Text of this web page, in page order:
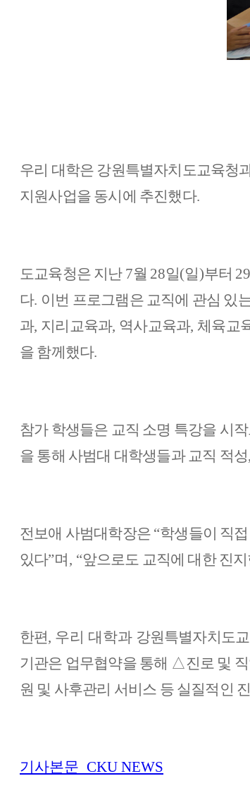
우리 대학은 강원특별자치도교육청
지원사업을 동시에 추진했다.
도교육청은 지난 7월 28일(일)부터 29
다. 이번 프로그램은 교직에 관심 있
과, 지리교육과, 역사교육과, 체육교
을 함께했다.
참가 학생들은 교직 소명 특강을 시
을 통해 사범대 대학생들과 교직 적성,
전보애 사범대학장은 “학생들이 직
있다”며 , “앞으로도 교직에 대한 진
한편, 우리 대학과 강원특별자치도
기관은 업무협약을 통해 △진로 및
원 및 사후관리 서비스 등 실질적인
기사본문_CKU NEWS